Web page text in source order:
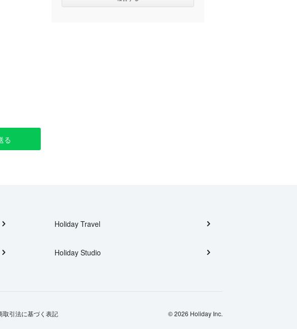
る
Holiday Travel
Holiday Studio
取引法に基づく表記 © 2026 Holiday Inc.